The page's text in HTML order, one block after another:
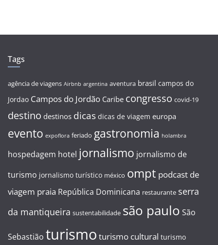
Tags
agência de viagens Airbnb argentina aventura brasil campos do
Jordao Campos do Jordão Caribe congresso covid-19
destino destinos dicas dicas de viagem europa
evento expoflora feriado gastronomia holambra
hospedagem hotel jornalismo jornalismo de
turismo jornalismo turístico méxico ompt podcast de
viagem praia República Dominicana restaurante serra
da mantiqueira sustentabilidade são paulo São
Sebastião turismo turismo cultural turismo